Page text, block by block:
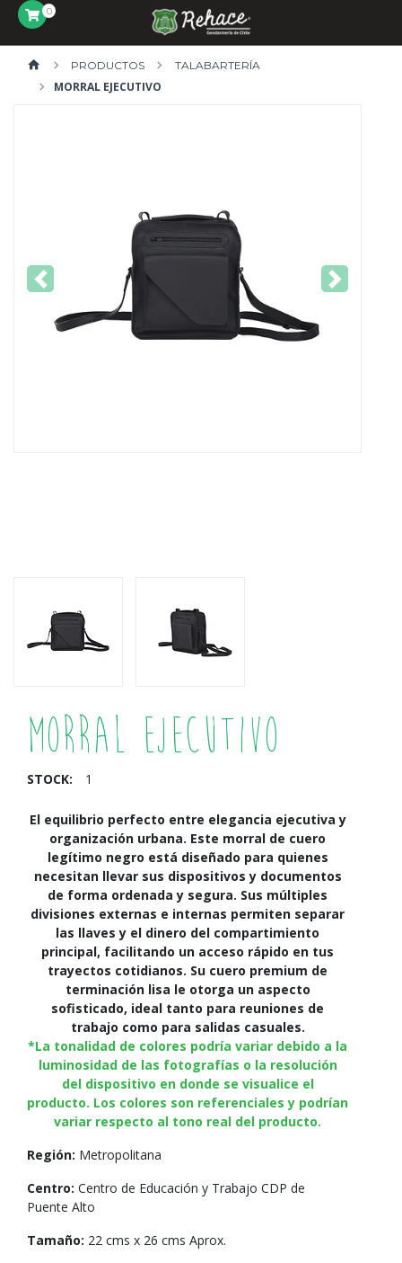
0
PRODUCTOS TALABARTERÍA
MORRAL EJECUTIVO
Previous Next
Morral Ejecutivo
STOCK: 1
El equilibrio perfecto entre elegancia ejecutiva y
organización urbana. Este morral de cuero
legítimo negro está diseñado para quienes
necesitan llevar sus dispositivos y documentos
de forma ordenada y segura. Sus múltiples
divisiones externas e internas permiten separar
las llaves y el dinero del compartimiento
principal, facilitando un acceso rápido en tus
trayectos cotidianos. Su cuero premium de
terminación lisa le otorga un aspecto
sofisticado, ideal tanto para reuniones de
trabajo como para salidas casuales.
*La tonalidad de colores podría variar debido a la
luminosidad de las fotografías o la resolución
del dispositivo en donde se visualice el
producto. Los colores son referenciales y podrían
variar respecto al tono real del producto.
Región: Metropolitana
Centro: Centro de Educación y Trabajo CDP de
Puente Alto
Tamaño: 22 cms x 26 cms Aprox.